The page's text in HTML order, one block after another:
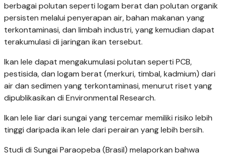
berbagai polutan seperti logam berat dan polutan organik
persisten melalui penyerapan air, bahan makanan yang
terkontaminasi, dan limbah industri, yang kemudian dapat
terakumulasi di jaringan ikan tersebut.
Ikan lele dapat mengakumulasi polutan seperti PCB,
pestisida, dan logam berat (merkuri, timbal, kadmium) dari
air dan sedimen yang terkontaminasi, menurut riset yang
dipublikasikan di Environmental Research.
Ikan lele liar dari sungai yang tercemar memiliki risiko lebih
tinggi daripada ikan lele dari perairan yang lebih bersih.
Studi di Sungai Paraopeba (Brasil) melaporkan bahwa